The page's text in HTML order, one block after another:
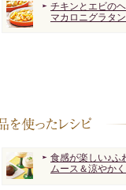
チキンとエビの
マカロニグラタン
食感が楽しい♪ふ
ムース＆涼やか